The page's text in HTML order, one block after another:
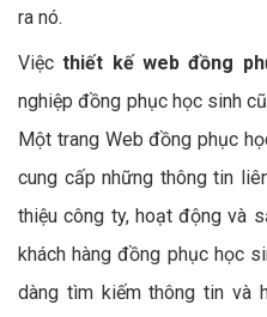
ra nó.
Việcthiết kế web đồng
nghiệp đồng phục học sinh
Một trang Web đồng phục
cung cấp những thông tin
thiệu công ty, hoạt động và
khách hàng đồng phục học
dàng tìm kiếm thông tin và